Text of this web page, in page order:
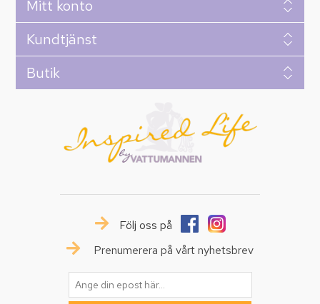
Mitt konto
Kundtjänst
Butik
Följ oss på
Prenumerera på vårt nyhetsbrev